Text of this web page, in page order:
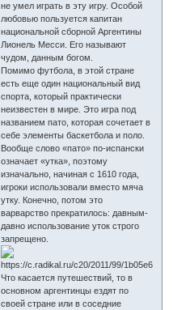
не умел играть в эту игру. Особой
любовью пользуется капитан
национальной сборной Аргентины
Лионель Месси. Его называют
чудом, данным богом.
Помимо футбола, в этой стране
есть еще один национальный вид
спорта, который практически
неизвестен в мире. Это игра под
названием пато, которая сочетает в
себе элементы баскетбола и поло.
Вообще слово «пато» по-испански
означает «утка», поэтому
изначально, начиная с 1610 года,
игроки использовали вместо мяча
утку. Конечно, потом это
варварство прекратилось: давным-
давно использование уток строго
запрещено.
Что касается путешествий, то в
основном аргентинцы ездят по
своей стране или в соседние